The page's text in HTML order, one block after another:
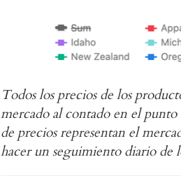
Todos los precios de los
mercado al contado en el punto
de precios representan el
hacer un seguimiento diario de